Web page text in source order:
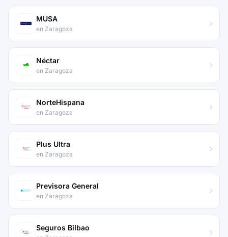
MUSA
en Zaragoza
Néctar
en Zaragoza
NorteHispana
en Zaragoza
Plus Ultra
en Zaragoza
Previsora General
en Zaragoza
Seguros Bilbao